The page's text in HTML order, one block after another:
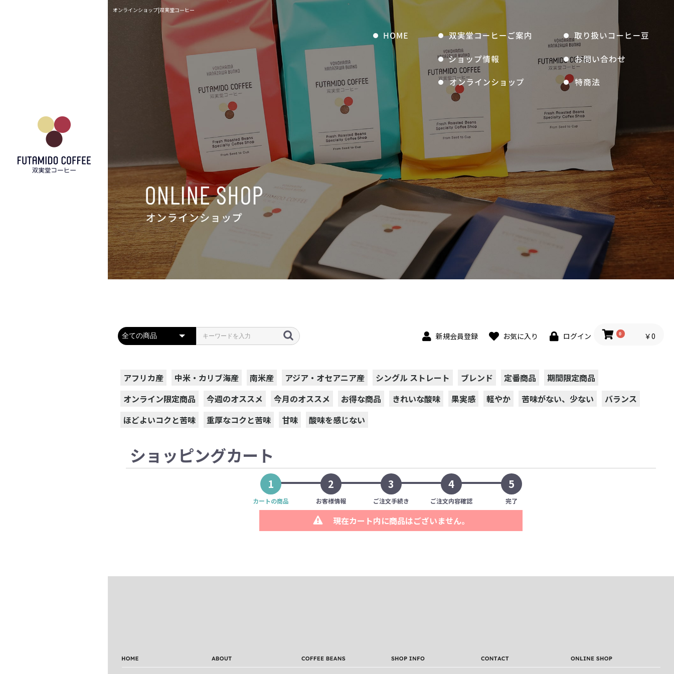
オンラインショップ|双実堂コーヒー
新規会員登録 お気に入り ログイン 0 ￥0
アフリカ産 中米・カリブ海産 南米産 アジア・オセアニア産 シングル ストレート ブレンド 定番商品
期間限定商品
オンライン限定商品
今週のオススメ 今月のオススメ お得な商品 きれいな酸味 果実感 軽やか 苦味がない、少ない
バランス
ほどよいコクと苦味
重厚なコクと苦味 甘味 酸味を感じない
ショッピングカート
1
カートの商品
2
お客様情報
3
ご注文手続き
4
ご注文内容確認
5
完了
現在カート内に商品はございません。